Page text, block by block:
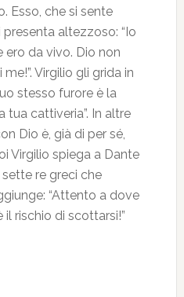
Esso, che si sente
altezzoso: “Io
da vivo. Dio non
Virgilio gli grida in
stesso furore è la
tua cattiveria”. In altre
Dio è, già di per sé,
Virgilio spiega a Dante
re greci che
“Attento a dove
il rischio di scottarsi!”